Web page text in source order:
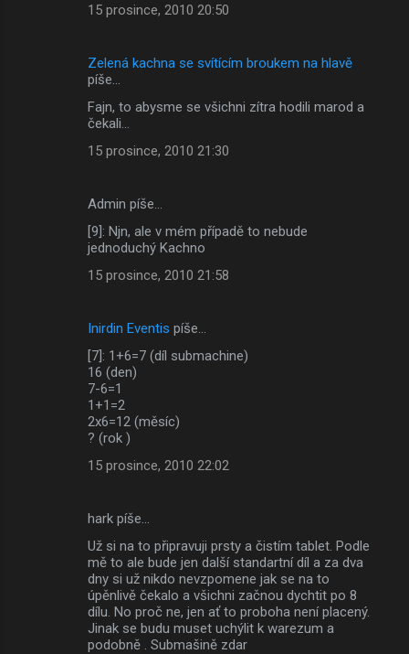
15 prosince, 2010 20:50
Zelená kachna se svítícím broukem na hlavě
píše…
Fajn, to abysme se všichni zítra hodili marod a
čekali...
15 prosince, 2010 21:30
Admin píše…
[9]: Njn, ale v mém případě to nebude
jednoduchý Kachno
15 prosince, 2010 21:58
Inirdin Eventis píše…
[7]: 1+6=7 (díl submachine)
16 (den)
7-6=1
1+1=2
2x6=12 (měsíc)
? (rok )
15 prosince, 2010 22:02
hark píše…
Už si na to připravuji prsty a čistím tablet. Podle
mě to ale bude jen další standartní díl a za dva
dny si už nikdo nevzpomene jak se na to
úpěnlivě čekalo a všichni začnou dychtit po 8
dílu. No proč ne, jen ať to proboha není placený.
Jinak se budu muset uchýlit k warezum a
podobně . Submašině zdar